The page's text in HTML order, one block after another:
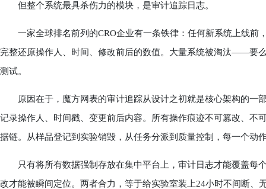
但整个系统最具杀伤力的模块，是审计追踪日志。
一家全球排名前列的CRO企业有一条铁律：任何新系统上线前
完整还原操作人、时间、修改前后的数值。大量系统被淘汰——要
测试。
原因在于，魔方网表的审计追踪从设计之初就是核心架构的一
记录操作人、时间戳、变更前后内容。所有操作痕迹不可篡改、不
据链。从样品登记到实验销毁，从任务分派到质量控制，每一个动
只有将所有数据强制存放在集中平台上，审计日志才能覆盖每
改才能被瞬间定位。两者合力，等于给实验室装上24小时不间断、